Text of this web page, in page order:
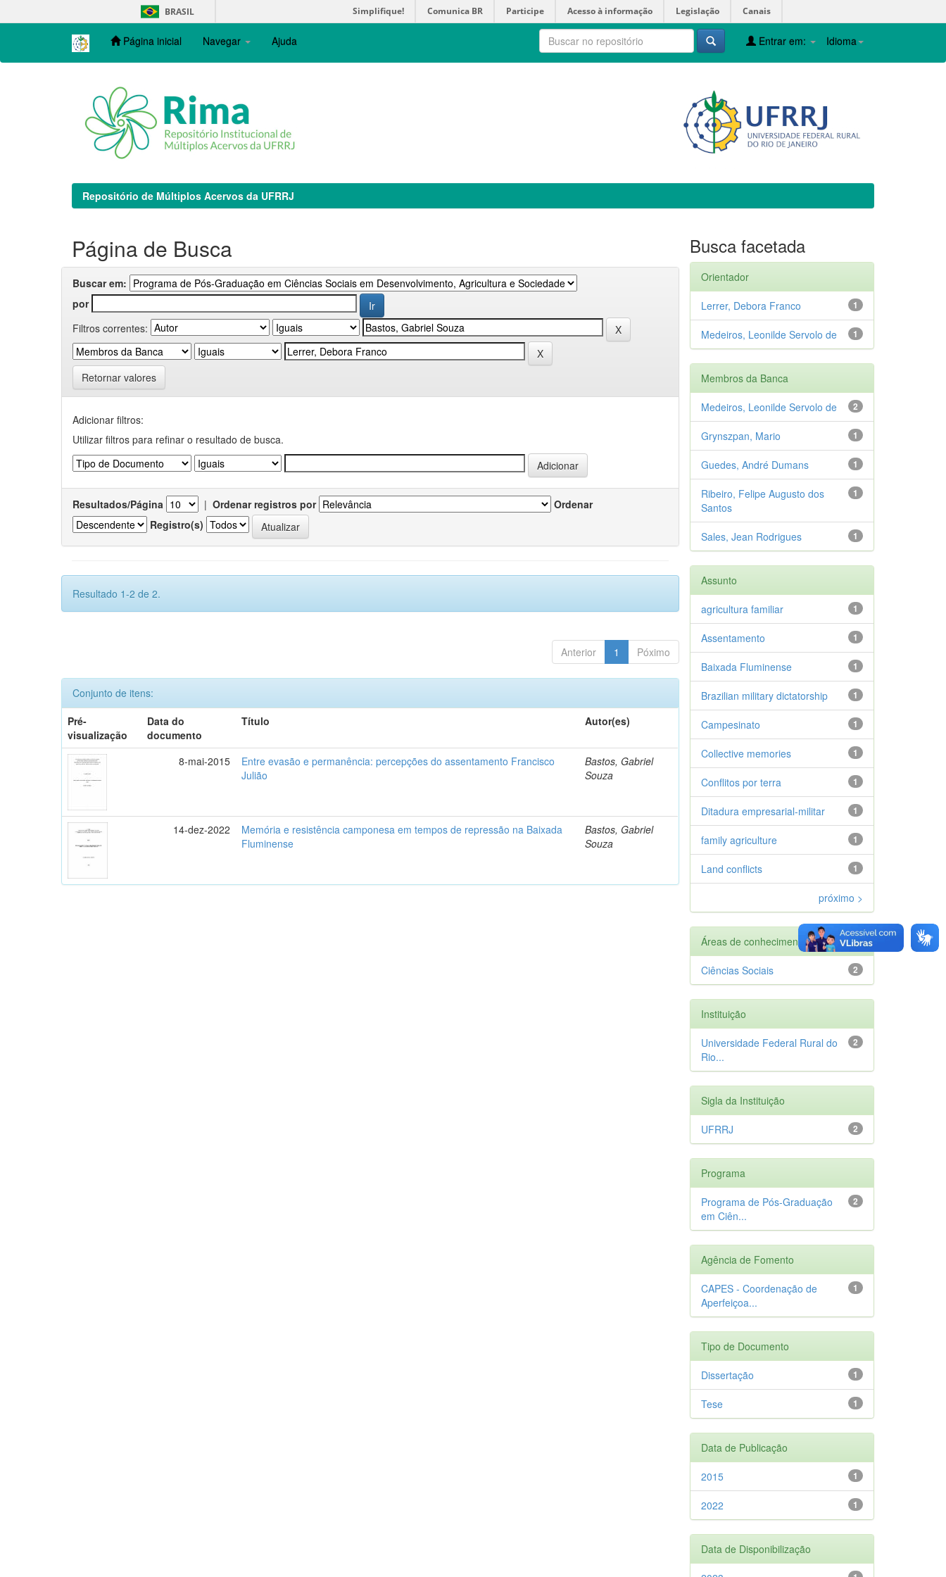
navigation
BRASIL Simplifique! Comunica BR Participe Acesso à informação Legislação Canais
Página inicial Navegar Ajuda Idioma
Entrar em:
Repositório de Múltiplos Acervos da UFRRJ
Página de Busca
Buscar em:
por
Filtros correntes:
Retornar valores
Adicionar filtros:
Utilizar filtros para refinar o resultado de busca.
Resultados/Página | Ordenar registros por
Ordenar
Registro(s)
Resultado 1-2 de 2.
Anterior 1 Póximo
Conjunto de itens:
Pré-
visualização
Data do
documento
Título Autor(es)
8-mai-2015
Entre evasão e permanência: percepções do assentamento Francisco
Julião
Bastos, Gabriel
Souza
14-dez-2022
Memória e resistência camponesa em tempos de repressão na Baixada
Fluminense
Bastos, Gabriel
Souza
Busca facetada
Orientador
1
Lerrer, Debora Franco
1
Medeiros, Leonilde Servolo de
Membros da Banca
2
Medeiros, Leonilde Servolo de
1
Grynszpan, Mario
1
Guedes, André Dumans
1
Ribeiro, Felipe Augusto dos
Santos
1
Sales, Jean Rodrigues
Assunto
1
agricultura familiar
1
Assentamento
1
Baixada Fluminense
1
Brazilian military dictatorship
1
Campesinato
1
Collective memories
1
Conflitos por terra
1
Ditadura empresarial-militar
1
family agriculture
1
Land conflicts
próximo >
Áreas de conhecimento
2
Ciências Sociais
Instituição
2
Universidade Federal Rural do
Rio...
Sigla da Instituição
2
UFRRJ
Programa
2
Programa de Pós-Graduação
em Ciên...
Agência de Fomento
1
CAPES - Coordenação de
Aperfeiçoa...
Tipo de Documento
1
Dissertação
1
Tese
Data de Publicação
1
2015
1
2022
Data de Disponibilização